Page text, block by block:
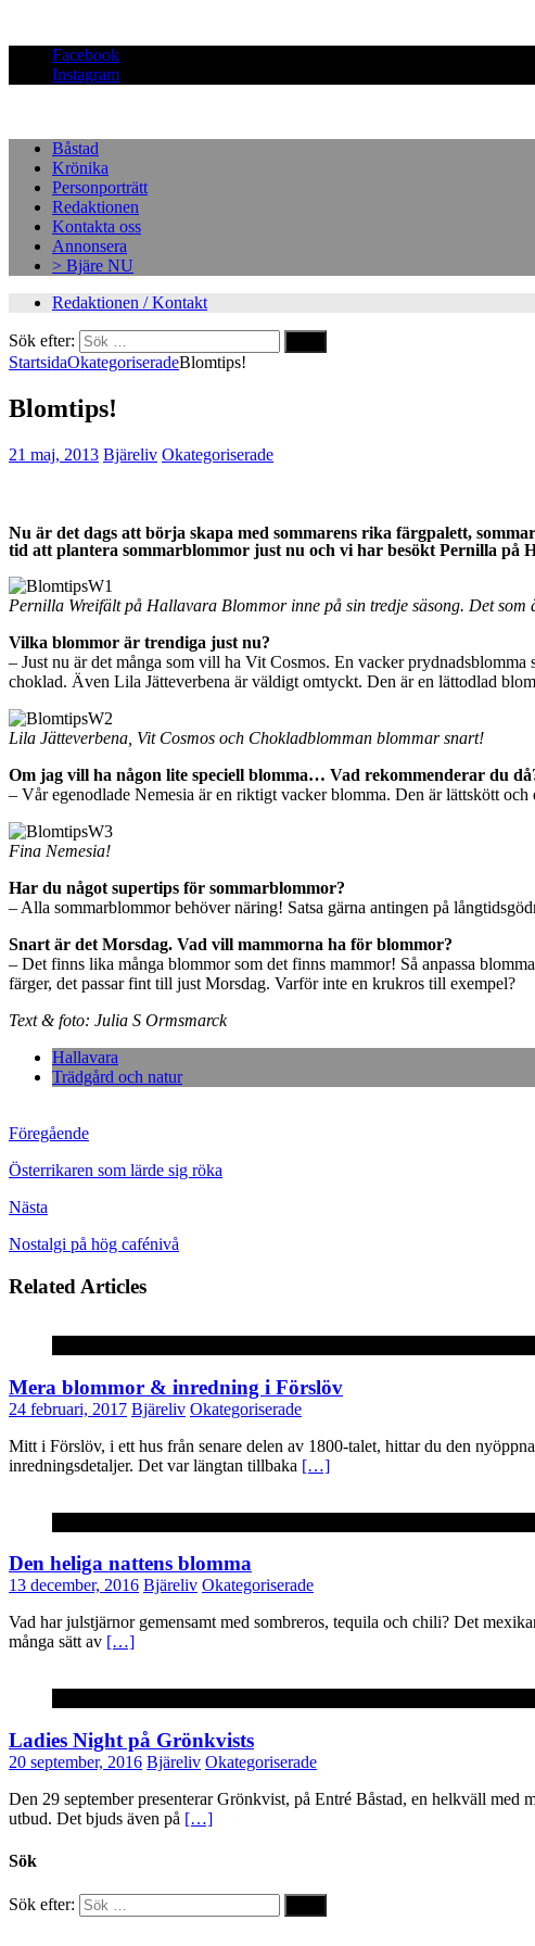
Facebook
Instagram
Båstad
Krönika
Personporträtt
Redaktionen
Kontakta oss
Annonsera
> Bjäre NU
Redaktionen / Kontakt
Sök efter:
StartsidaOkategoriseradeBlomtips!
Blomtips!
21 maj, 2013 Bjäreliv Okategoriserade
Nu är det dags att börja skapa med sommarens rika färgpalett,
tid att plantera sommarblommor just nu och vi har besökt Pernilla på
Pernilla Wreifält på Hallavara Blommor inne på sin tredje säsong. Det
Vilka blommor är trendiga just nu?
– Just nu är det många som vill ha Vit Cosmos. En vacker
choklad. Även Lila Jätteverbena är väldigt omtyckt. Den är en lättodlad
Lila Jätteverbena, Vit Cosmos och Chokladblomman blommar snart!
Om jag vill ha någon lite speciell blomma… Vad rekommenderar du
– Vår egenodlade Nemesia är en riktigt vacker blomma. Den är lättskött
Fina Nemesia!
Har du något supertips för sommarblommor?
– Alla sommarblommor behöver näring! Satsa gärna antingen på
Snart är det Morsdag. Vad vill mammorna ha för blommor?
– Det finns lika många blommor som det finns mammor! Så anpassa
färger, det passar fint till just Morsdag. Varför inte en krukros till exempel?
Text & foto: Julia S Ormsmarck
Hallavara
Trädgård och natur
Föregående
Österrikaren som lärde sig röka
Nästa
Nostalgi på hög cafénivå
Related Articles
Mera blommor & inredning i Förslöv
24 februari, 2017 Bjäreliv Okategoriserade
Mitt i Förslöv, i ett hus från senare delen av 1800-talet, hittar du den
inredningsdetaljer. Det var längtan tillbaka […]
Den heliga nattens blomma
13 december, 2016 Bjäreliv Okategoriserade
Vad har julstjärnor gemensamt med sombreros, tequila och chili? Det
många sätt av […]
Ladies Night på Grönkvists
20 september, 2016 Bjäreliv Okategoriserade
Den 29 september presenterar Grönkvist, på Entré Båstad, en helkväll
utbud. Det bjuds även på […]
Sök
Sök efter: